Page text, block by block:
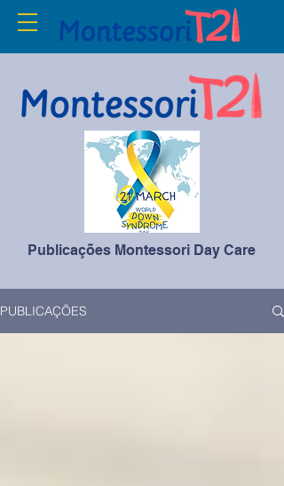
Publicações Montessori Day Care
PUBLICAÇÕES